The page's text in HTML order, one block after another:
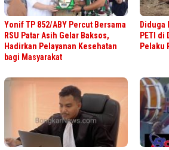
Yonif TP 852/ABY Percut Bersama
RSU Patar Asih Gelar Baksos,
Hadirkan Pelayanan Kesehatan
bagi Masyarakat
Diduga
PETI di
Pelaku